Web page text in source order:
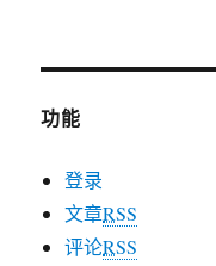
功能
登录
文章RSS
评论RSS